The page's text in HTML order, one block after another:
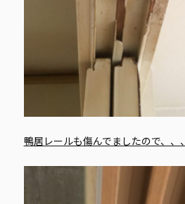
鴨居レールも傷んでましたので、、、